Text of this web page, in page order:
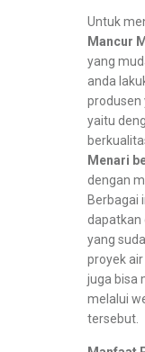
Untuk
Mancur
yang
anda
produsen
yaitu
Menari
dengan
Berbagai
dapatkan
yang
proyek
juga bisa
melalui
tersebut.